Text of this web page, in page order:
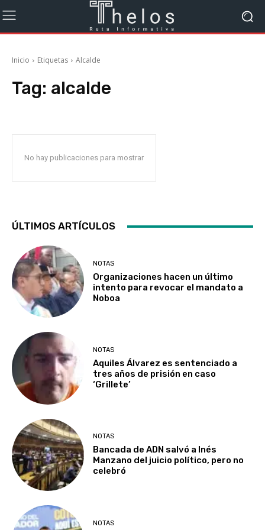
Inicio Etiquetas Alcalde
Tag: alcalde
No hay publicaciones para mostrar
ÚLTIMOS ARTÍCULOS
NOTAS
Organizaciones hacen un último
intento para revocar el mandato a
Noboa
NOTAS
Aquiles Álvarez es sentenciado a
tres años de prisión en caso
‘Grillete’
NOTAS
Bancada de ADN salvó a Inés
Manzano del juicio político, pero no
celebró
NOTAS